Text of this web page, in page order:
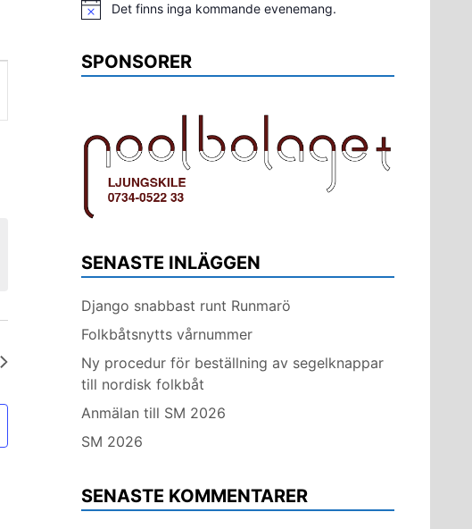
Notis Det finns inga kommande evenemang.
SPONSORER
SENASTE INLÄGGEN
Django snabbast runt Runmarö
Folkbåtsnytts vårnummer
Ny procedur för beställning av segelknappar
till nordisk folkbåt
Anmälan till SM 2026
SM 2026
SENASTE KOMMENTARER